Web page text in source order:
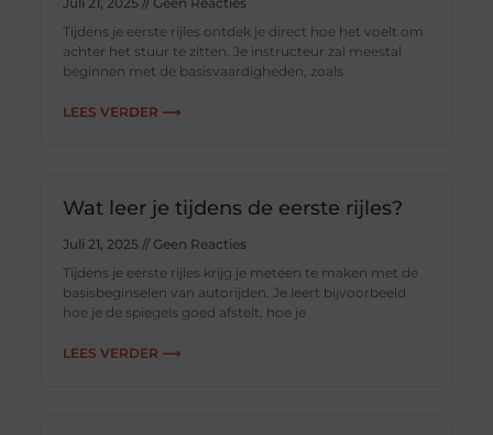
Tijdens je eerste rijles ontdek je direct hoe het voelt om
achter het stuur te zitten. Je instructeur zal meestal
beginnen met de basisvaardigheden, zoals
LEES VERDER ⟶
Wat leer je tijdens de eerste rijles?
Juli 21, 2025
Geen Reacties
Tijdens je eerste rijles krijg je meteen te maken met de
basisbeginselen van autorijden. Je leert bijvoorbeeld
hoe je de spiegels goed afstelt, hoe je
LEES VERDER ⟶